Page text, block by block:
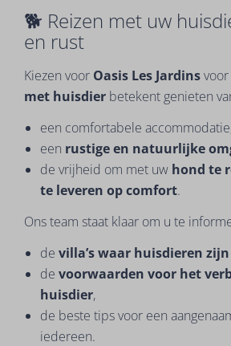
🐕 Reizen met uw
en rust
Kiezen voor Oasis Les Jardins
met huisdier betekent genieten
een comfortabele
een rustige en natuurlijke
de vrijheid om met uw hond te
te leveren op comfort.
Ons team staat klaar om u te
devilla’s waar huisdieren
devoorwaarden voor het
huisdier,
de beste tips voor een
iedereen.